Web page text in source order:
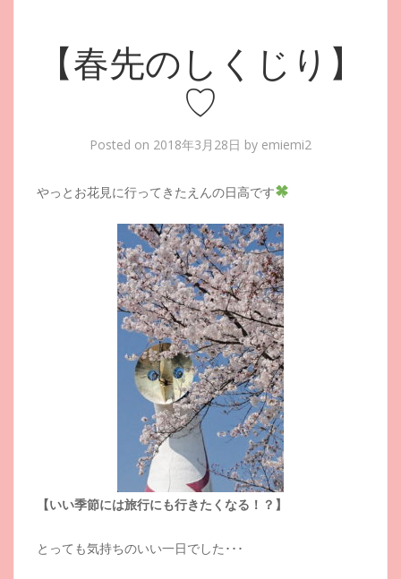
【春先のしくじり】
♡
Posted on 2018年3月28日 by emiemi2
やっとお花見に行ってきたえんの日高です
【いい季節には旅行にも行きたくなる！？】
とっても気持ちのいい一日でした･･･